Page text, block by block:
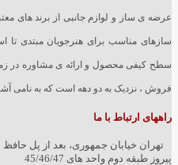
عرضه ی ساز و لوازم جانبی از برند های
سازهای مناسب برای هنرجویان مبتدی تا
سطح کیفی محصول و ارائه ی مشاوره در
فروش ، نزدیک به دو دهه است که به نامی
راههای ارتباط با ما
تهران خیابان جمهوری، بعد از پل
پیروز طبقه دوم واحد های 45/46/47